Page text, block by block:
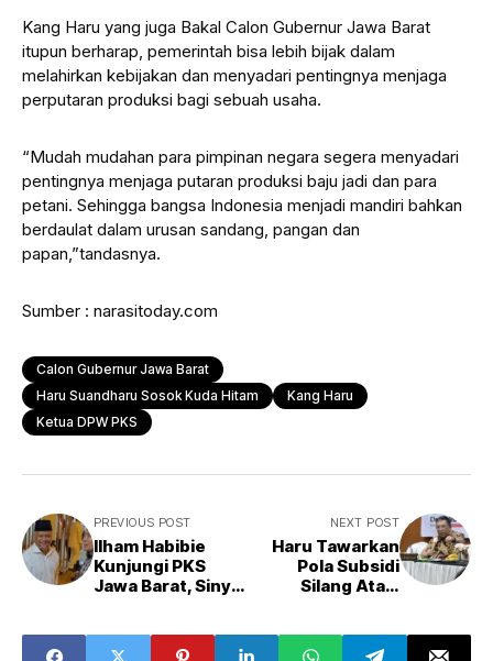
Kang Haru yang juga Bakal Calon Gubernur Jawa Barat
itupun berharap, pemerintah bisa lebih bijak dalam
melahirkan kebijakan dan menyadari pentingnya menjaga
perputaran produksi bagi sebuah usaha.
“Mudah mudahan para pimpinan negara segera menyadari
pentingnya menjaga putaran produksi baju jadi dan para
petani. Sehingga bangsa Indonesia menjadi mandiri bahkan
berdaulat dalam urusan sandang, pangan dan
papan,”tandasnya.
Sumber : narasitoday.com
Calon Gubernur Jawa Barat
Haru Suandharu Sosok Kuda Hitam
Kang Haru
Ketua DPW PKS
PREVIOUS POST
Ilham Habibie
Kunjungi PKS
Jawa Barat, Sinyal
NEXT POST
Haru Tawarkan
Pola Subsidi
Silang Atasi